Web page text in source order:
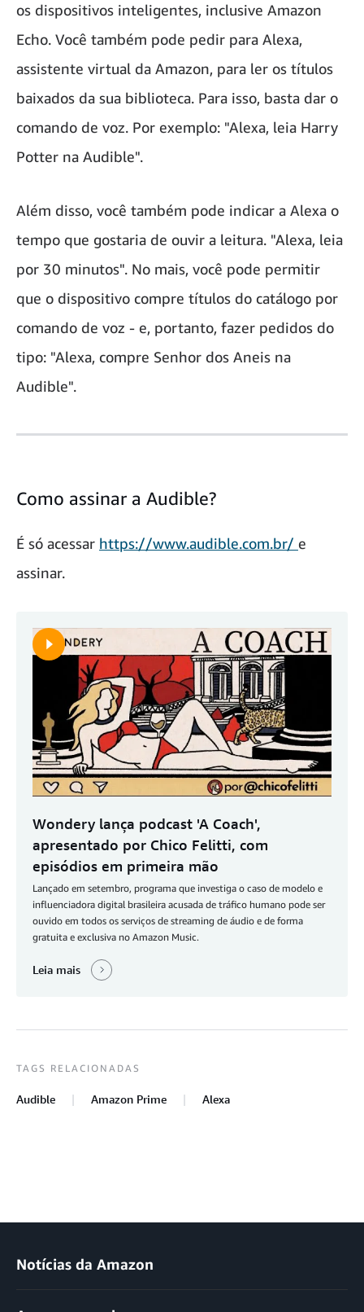
os dispositivos inteligentes, inclusive Amazon
Echo. Você também pode pedir para Alexa,
assistente virtual da Amazon, para ler os títulos
baixados da sua biblioteca. Para isso, basta dar o
comando de voz. Por exemplo: "Alexa, leia Harry
Potter na Audible".
Além disso, você também pode indicar a Alexa o
tempo que gostaria de ouvir a leitura. "Alexa, leia
por 30 minutos". No mais, você pode permitir
que o dispositivo compre títulos do catálogo por
comando de voz - e, portanto, fazer pedidos do
tipo: "Alexa, compre Senhor dos Aneis na
Audible".
Como assinar a Audible?
É só acessar https://www.audible.com.br/ e
assinar.
Wondery lança podcast 'A Coach',
apresentado por Chico Felitti, com
episódios em primeira mão
Lançado em setembro, programa que investiga o caso de modelo e
influenciadora digital brasileira acusada de tráfico humano pode ser
ouvido em todos os serviços de streaming de áudio e de forma
gratuita e exclusiva no Amazon Music.
Leia mais
TAGS RELACIONADAS
Audible Amazon Prime Alexa
Notícias da Amazon